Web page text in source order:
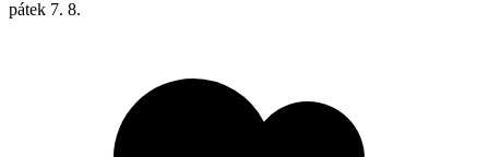
pátek 7. 8.